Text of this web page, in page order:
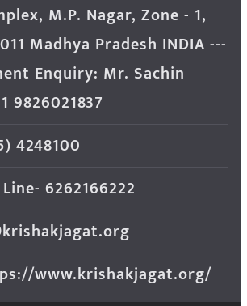
M.P. Nagar, Zone - 1,
Madhya Pradesh INDIA ---
Enquiry: Mr. Sachin
9826021837
4248100
6262166222
www.krishakjagat.org/